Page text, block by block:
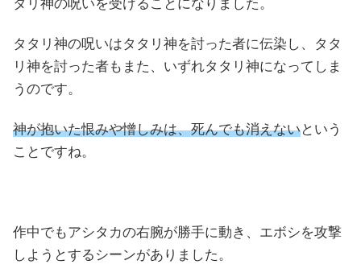
タリ神の呪いを受けることになりました。
タタリ神の呪いはタタリ神を討った者に伝染し、タタ
リ神を討った者もまた、いずれタタリ神になってしま
うのです。
神が抱いた恨みや憎しみは、死んでも消えないという
ことですね。
作中でもアシタカの右腕が勝手に動き、エボシを攻撃
しようとするシーンがありました。